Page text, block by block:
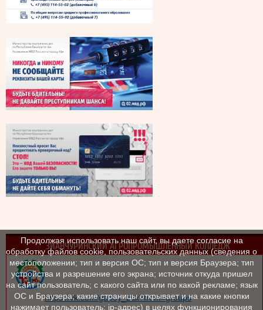
ЗИАНЧУРИНСКИЙ АГРОПРОМЫШЛЕННЫЙ КОЛЛЕДЖ
https://vk.com/gapoy_zak?from=groups
Продолжая использовать наш сайт, вы даете согласие на
обработку файлов cookie, пользовательских данных (сведения о
местоположении; тип и версия ОС; тип и версия Браузера; тип
устройства и разрешение его экрана; источник откуда пришел
на сайт пользователь; с какого сайта или по какой рекламе; язык
ОС и Браузера; какие страницы открывает и на какие кнопки
нажимает пользователь; ip-адрес) в целях функционирования